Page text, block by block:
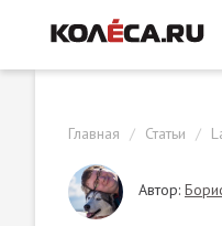
Главная Статьи
Автор: